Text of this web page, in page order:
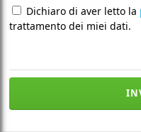
Dichiaro di aver letto la
trattamento dei miei dati.